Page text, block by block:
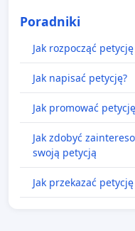
Poradniki
Jak rozpocząć
Jak napisać petycję?
Jak promować
Jak zdobyć
swoją petycją
Jak przekazać petycję